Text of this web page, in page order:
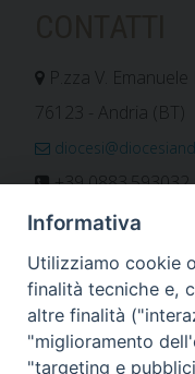
P.zza V. Emanuele
76123 - Andria (BT)
+39 0883.593032
+39 0883.592596
ORARIO E
Orari uffici
Calendario
Informativa
Utilizziamo cookie
finalità tecniche e,
altre finalità
"miglioramento
"targeting e